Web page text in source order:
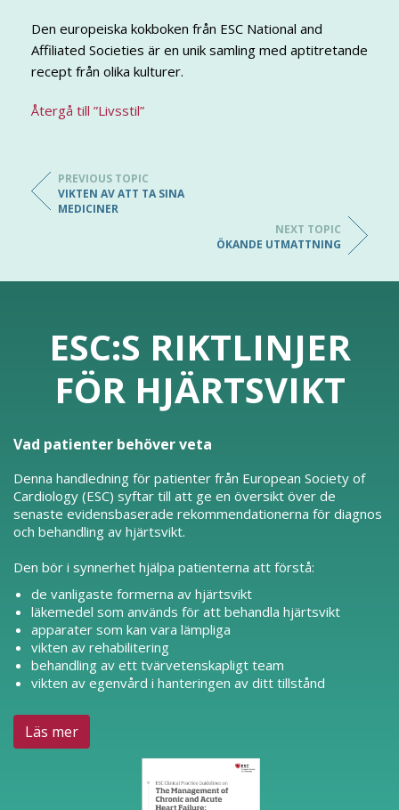
Den europeiska kokboken från ESC National and
Affiliated Societies är en unik samling med aptitretande
recept från olika kulturer.
Återgå till ”Livsstil”
PREVIOUS TOPIC
VIKTEN AV ATT TA SINA
MEDICINER
NEXT TOPIC
ÖKANDE UTMATTNING
ESC:S RIKTLINJER
FÖR HJÄRTSVIKT
Vad patienter behöver veta
Denna handledning för patienter från European Society of
Cardiology (ESC) syftar till att ge en översikt över de
senaste evidensbaserade rekommendationerna för diagnos
och behandling av hjärtsvikt.
Den bör i synnerhet hjälpa patienterna att förstå:
de vanligaste formerna av hjärtsvikt
läkemedel som används för att behandla hjärtsvikt
apparater som kan vara lämpliga
vikten av rehabilitering
behandling av ett tvärvetenskapligt team
vikten av egenvård i hanteringen av ditt tillstånd
Läs mer